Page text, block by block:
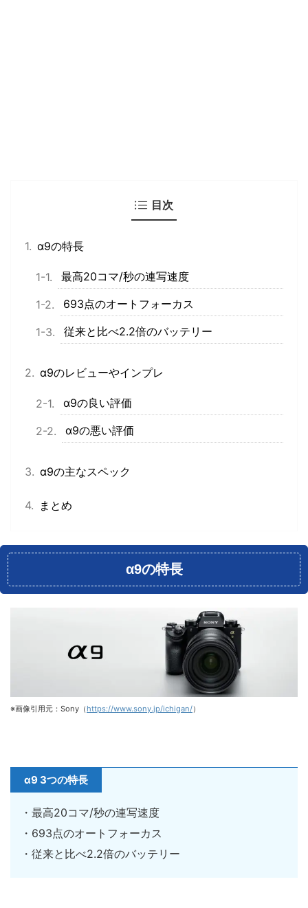
目次
α9の特長
最高20コマ/秒の連写速度
693点のオートフォーカス
従来と比べ2.2倍のバッテリー
α9のレビューやインプレ
α9の良い評価
α9の悪い評価
α9の主なスペック
まとめ
α9の特長
※画像引用元：Sony（https://www.sony.jp/ichigan/）
α9 3つの特長
・最高20コマ/秒の連写速度
・693点のオートフォーカス
・従来と比べ2.2倍のバッテリー